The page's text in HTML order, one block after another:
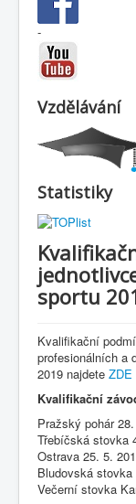
-
Vzdělávání
Statistiky
sportu
Kvalifikační
profesionálních a
2019 najdete ZDE
Kvalifikační
Pražský pohár
Třebíčská stovka
Ostrava 25. 5.
Bludovská stovka
Večerní stovka